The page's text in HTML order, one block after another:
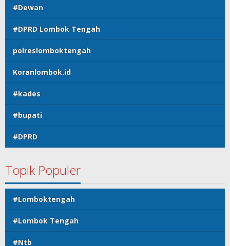
#Dewan
#DPRD Lombok Tengah
polreslomboktengah
Koranlombok.id
#kades
#bupati
#DPRD
Topik Populer
#Lomboktengah
#Lombok Tengah
#Ntb